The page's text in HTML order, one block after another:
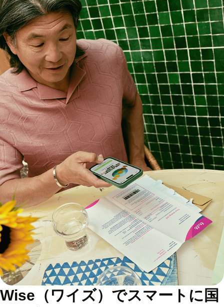
Wise（ワイズ）でスマートに国